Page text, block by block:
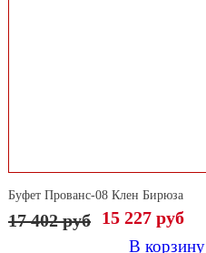
Буфет Прованс-08 Клен Бирюза
17 402руб 15 227 руб
В корзину